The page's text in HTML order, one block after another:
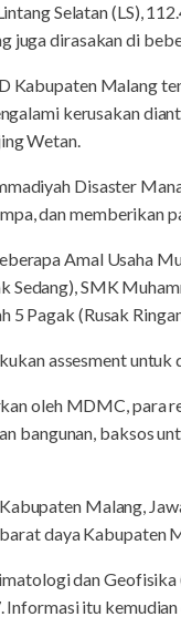
Selatan (LS),
juga dirasakan di
Kabupaten Malang
kerusakan
Wetan.
Disaster
dan memberikan
Amal Usaha
Sedang), SMK
5 Pagak (Rusak
assesment untuk
oleh MDMC,
bangunan, baksos
Malang,
daya Kabupaten
dan
itu